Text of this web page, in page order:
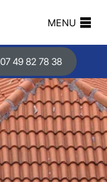
MENU
07 49 82 78 38